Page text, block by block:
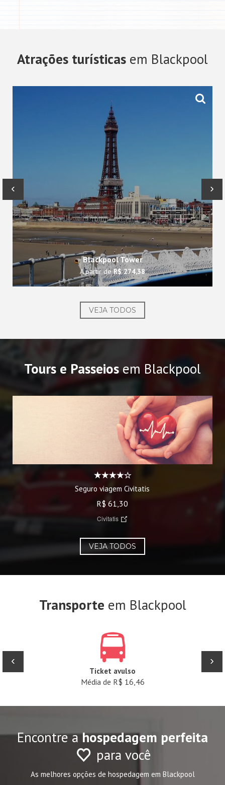
Atrações turísticas em Blackpool
Blackpool Tower
A partir deR$ 274,38
‹ ›
VEJA TODOS
Tours e Passeiosem Blackpool
Seguro viagem Civitatis
R$ 61,30
Civitatis
VEJA TODOS
Transporte em Blackpool
Ticket avulso
Média de R$ 16,46
‹ ›
Encontre ahospedagem perfeita
para você
As melhores opções de hospedagem em Blackpool